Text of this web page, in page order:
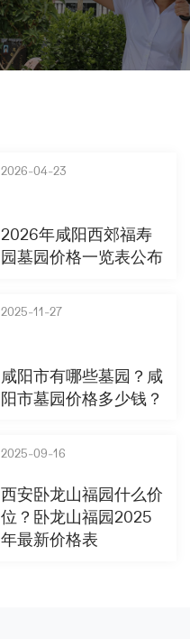
2026-04-23
2026年咸阳西郊福寿
园墓园价格一览表公布
2025-11-27
咸阳市有哪些墓园？咸
阳市墓园价格多少钱？
2025-09-16
西安卧龙山福园什么价
位？卧龙山福园2025
年最新价格表